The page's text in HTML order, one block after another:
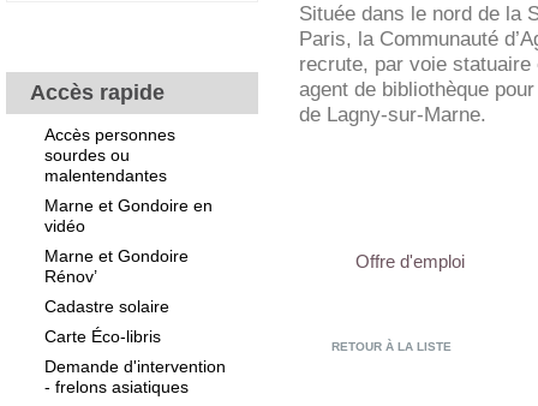
Accès rapide
Accès personnes
sourdes ou
malentendantes
Marne et Gondoire en
vidéo
Marne et Gondoire
Rénov’
Cadastre solaire
Carte Éco-libris
Demande d'intervention
- frelons asiatiques
Située dans le nord de la
Paris, la Communauté
recrute, par voie
agent de bibliothèque
de Lagny-sur-Marne.
Offre d'emploi
RETOUR À LA LISTE